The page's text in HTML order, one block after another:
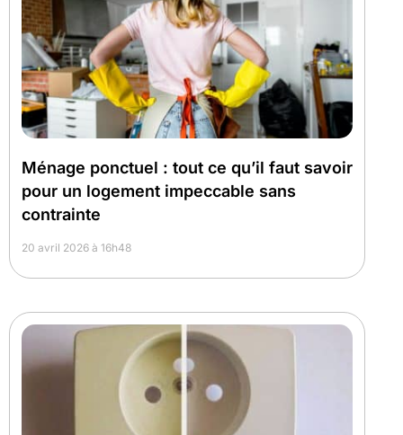
Ménage ponctuel : tout ce qu’il faut savoir
pour un logement impeccable sans
contrainte
20 avril 2026 à 16h48